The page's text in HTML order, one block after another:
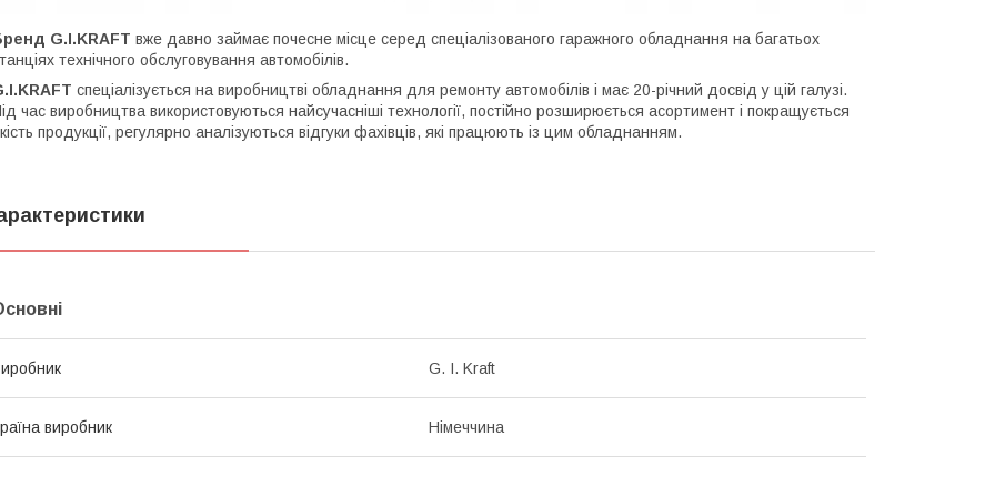
G.I.KRAFT вже давно займає почесне місце серед спеціалізованого гаражного обладнання на багатьох
технічного обслуговування автомобілів.
спеціалізується на виробництві обладнання для ремонту автомобілів і має 20-річний досвід у цій галузі.
час виробництва використовуються найсучасніші технології, постійно розширюється асортимент і покращується
продукції, регулярно аналізуються відгуки фахівців, які працюють із цим обладнанням.
G. I. Kraft
виробник Німеччина